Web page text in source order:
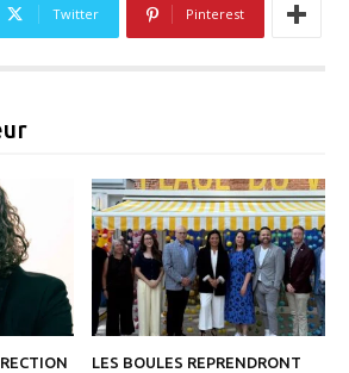
Twitter Pinterest
LES BOULES REPRENDRONT